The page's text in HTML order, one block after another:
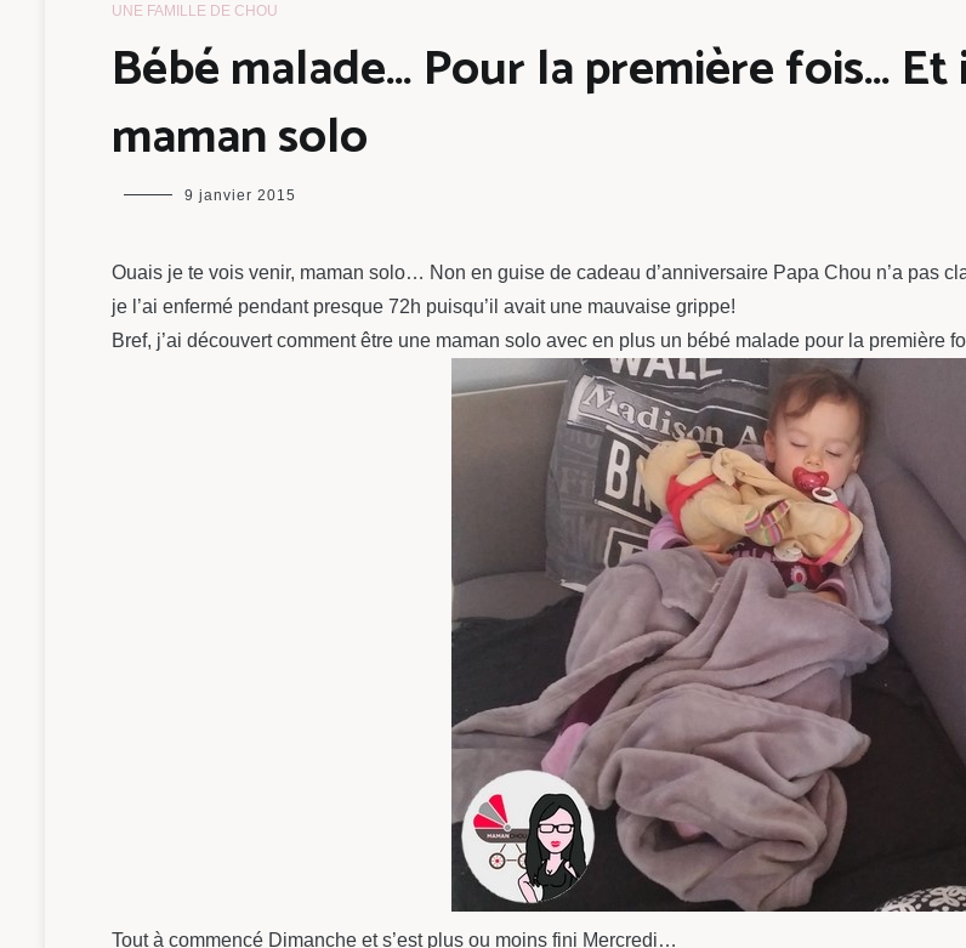
UNE FAMILLE DE CHOU
Bébé malade… Pour la première fois…
maman solo
maman
9 janvier 2015
Ouais je te vois venir, maman solo… Non en guise de cadeau d’anniversaire Papa Chou n’a pas
je l’ai enfermé pendant presque 72h puisqu’il avait une mauvaise grippe!
Bref, j’ai découvert comment être une maman solo avec en plus un bébé malade pour la première
Tout à commencé Dimanche et s’est plus ou moins fini Mercredi…